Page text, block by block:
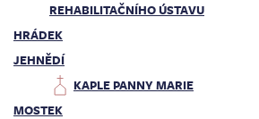
REHABILITAČNÍHO ÚSTAVU
HRÁDEK
JEHNĚDÍ
KAPLE PANNY MARIE
MOSTEK